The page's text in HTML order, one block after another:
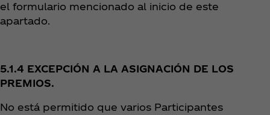
el formulario mencionado al inicio de este
apartado.
5.1.4 EXCEPCIÓN A LA ASIGNACIÓN DE LOS
PREMIOS.
No está permitido que varios Participantes